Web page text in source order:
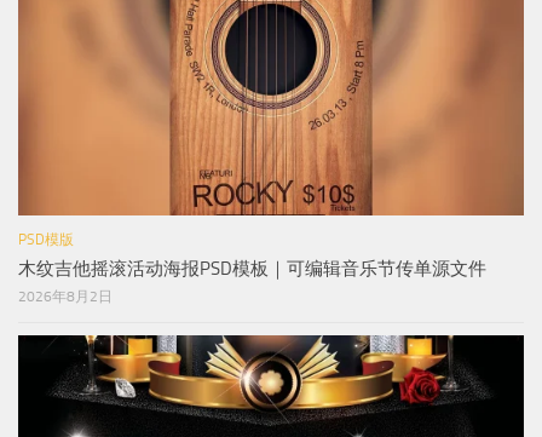
PSD模版
木纹吉他摇滚活动海报PSD模板｜可编辑音乐节传单源文件
2026年8月2日